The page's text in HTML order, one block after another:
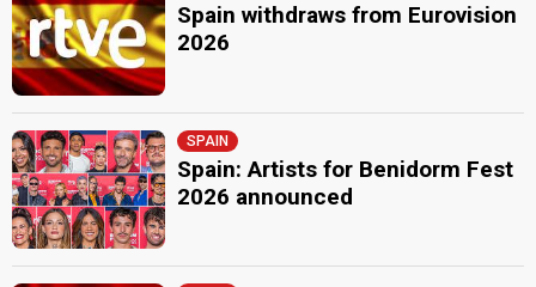
Spain withdraws from Eurovision
2026
SPAIN
Spain: Artists for Benidorm Fest
2026 announced